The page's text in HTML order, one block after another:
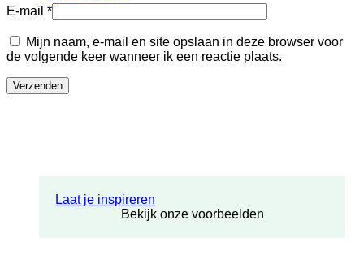
Laat je inspireren
Bekijk onze voorbeelden
E-mail *
Mijn naam, e-mail en site opslaan in deze browser voor
de volgende keer wanneer ik een reactie plaats.